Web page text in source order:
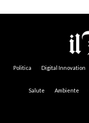
Politica Digital Innovation
Salute Ambiente